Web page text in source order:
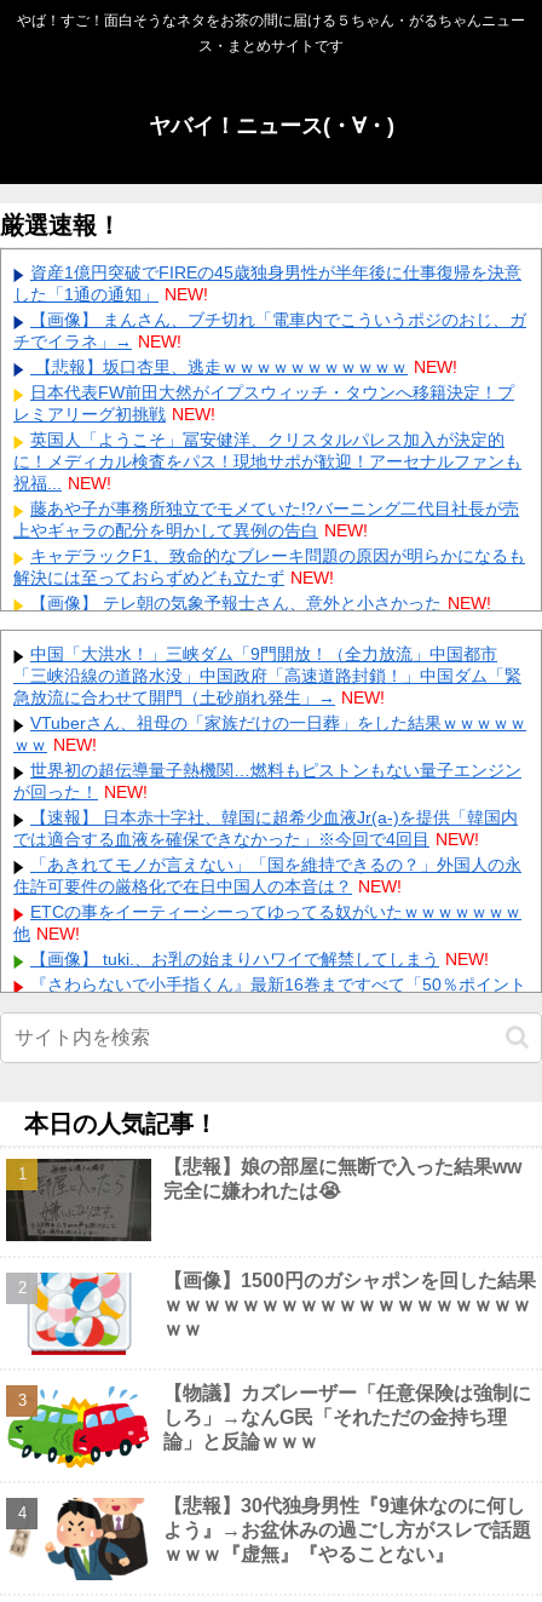
やば！すご！面白そうなネタをお茶の間に届ける５ちゃん・がるちゃんニュー
ス・まとめサイトです
ヤバイ！ニュース(・∀・)
厳選速報！
資産1億円突破でFIREの45歳独身男性が半年後に仕事復帰を決意
した「1通の通知」
NEW!
【画像】 まんさん、ブチ切れ「電車内でこういうポジのおじ、ガ
チでイラネ」→ NEW!
【悲報】坂口杏里、逃走ｗｗｗｗｗｗｗｗｗｗｗ NEW!
日本代表FW前田大然がイプスウィッチ・タウンへ移籍決定！プ
レミアリーグ初挑戦 NEW!
英国人「ようこそ」冨安健洋、クリスタルパレス加入が決定的
に！メディカル検査をパス！現地サポが歓迎！アーセナルファンも
祝福... NEW!
藤あや子が事務所独立でモメていた!?バーニング二代目社長が売
上やギャラの配分を明かして異例の告白 NEW!
キャデラックF1、致命的なブレーキ問題の原因が明らかになるも
解決には至っておらずめども立たず NEW!
【画像】 テレ朝の気象予報士さん、意外と小さかった NEW!
【悲報】つけ麺冷たいとか言っちゃった40代おっさん、暴行で私
人逮捕されるｗｗｗｗ 他 NEW!
休日BBQ上司「ワイくん！焼肉のタレ買ってきてくれる？」ワイ
「！！？」 他 NEW!
【にじ甲2026】フレン監督「帝国立ロイヤルナイツ学園」夏の県
大会優勝＆インタビューイベントで青特覚醒！集大成のラスト
甲... NEW!
【画像】YouTubeコメント欄、キレッキレ 他
西武ドラ１小島大河、試合をひっくり返す逆転２ラン！ 他 NEW!
左翼市民団体、広島では通用せず「人殺しの汚い足で広島の土を
踏むな！」→広島県民「お前らの方が汚いんじゃ！」「ワシらが広
島... NEW!
会社「君、転勤ね」→ 男性社員「それなら妻のほうが稼ぎいいん
で辞めます」⇒ 結果・・・
Powered by livedoor 相互RSS
中国「大洪水！」三峡ダム「9門開放！（全力放流」中国都市
「三峡沿線の道路水没」中国政府「高速道路封鎖！」中国ダム「緊
急放流に合わせて開門（土砂崩れ発生」→ NEW!
VTuberさん、祖母の「家族だけの一日葬」をした結果ｗｗｗｗｗ
ｗｗ NEW!
世界初の超伝導量子熱機関…燃料もピストンもない量子エンジン
が回った！
NEW!
【速報】 日本赤十字社、韓国に超希少血液Jr(a-)を提供「韓国内
では適合する血液を確保できなかった」※今回で4回目 NEW!
「あきれてモノが言えない」「国を維持できるの？」外国人の永
住許可要件の厳格化で在日中国人の本音は？ NEW!
ETCの事をイーティーシーってゆってる奴がいたｗｗｗｗｗｗｗ
他 NEW!
【画像】 tuki.、お乳の始まりハワイで解禁してしまう NEW!
『さわらないで小手指くん』最新16巻まですべて「50％ポイント
崩壊！アニメ化された過激なお色気ラブコメ他
【画像】 ギャル「妹の豊胸お○ぱいおもろすぎ！」ｗｗｗ
【動画】 ウェットスーツの脱ぎ方を教える動画、何故か900万回
以上再生されてしまう！ NEW!
【疑問】葬式←まぁわかる 四十九日←いらねぇだろ他 NEW!
【避難所】キッチンカー、から揚げや麺類提供 40代女性「最高、
パン中心の生活には飽き飽きしていて、野菜不足も感じていた」→
時事通信タイトル「パンに飽き飽き」他
【画像】 裏垢JD「新しい下着可愛いからみて！」ｗｗｗ
NEW!
【動画】 姫路のイベントで胸チラ NEW!
Powered by livedoor 相互RSS
本日の人気記事！
【悲報】娘の部屋に無断で入った結果ww
完全に嫌われたは😭
【画像】1500円のガシャポンを回した結果
ｗｗｗｗｗｗｗｗｗｗｗｗｗｗｗｗｗｗｗ
ｗｗ
【物議】カズレーザー「任意保険は強制に
しろ」→なんG民「それただの金持ち理
論」と反論ｗｗｗ
【悲報】30代独身男性『9連休なのに何し
よう』→お盆休みの過ごし方がスレで話題
ｗｗｗ『虚無』『やることない』